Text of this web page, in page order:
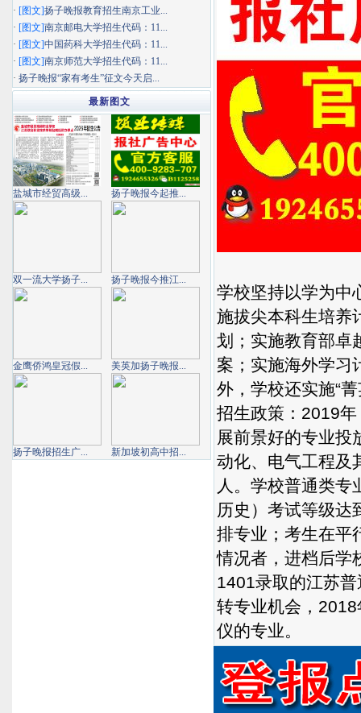
学校坚持以学为中
施拔尖本科生培养
划；实施教育部卓
案；实施海外学习
外，学校还实施“
招生政策：2019
展前景好的专业投
动化、电气工程及
人。学校普通类专
历史）考试等级达
排专业；考生在平
情况者，进档后学
1401录取的江苏
转专业机会，
仪的专业。
· [图文]扬子晚报教育招生南京工业...
· [图文]南京邮电大学招生代码：11...
· [图文]中国药科大学招生代码：11...
· [图文]南京师范大学招生代码：11...
· 扬子晚报“家有考生”征文今天启...
最新图文
盐城市经贸高级... 扬子晚报今起推...
双一流大学扬子... 扬子晚报今推江...
金鹰侨鸿皇冠假... 美英加扬子晚报...
扬子晚报招生广... 新加坡初高中招...